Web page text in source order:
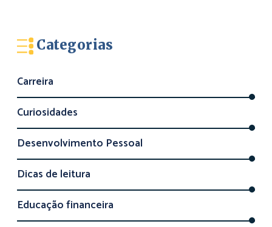
Categorias
Carreira
Curiosidades
Desenvolvimento Pessoal
Dicas de leitura
Educação financeira